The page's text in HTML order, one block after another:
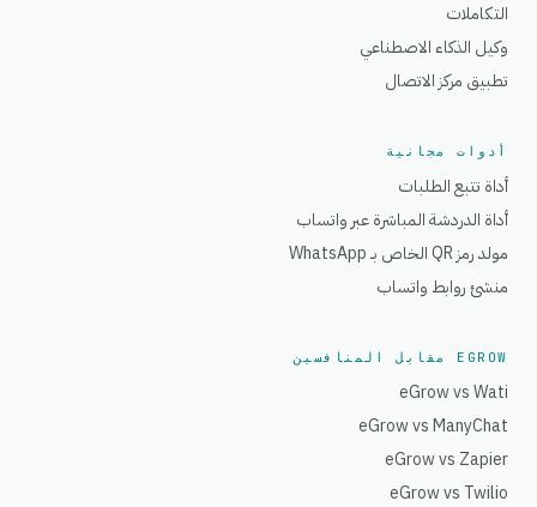
التكاملات
وكيل الذكاء الاصطناعي
تطبيق مركز الاتصال
أدوات مجانية
أداة تتبع الطلبات
أداة الدردشة المباشرة عبر واتساب
مولد رمز QR الخاص بـ WhatsApp
منشئ روابط واتساب
EGROW مقابل المنافسين
eGrow vs Wati
eGrow vs ManyChat
eGrow vs Zapier
eGrow vs Twilio